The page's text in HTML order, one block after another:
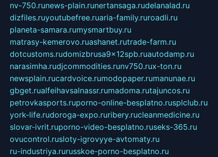
nv-750.runews-plain.runertansaga.rudelanalad.ru
dizfiles.ruyoutubefree.ruaria-family.ruroadli.ru
planeta-samara.rumysmartbuy.ru
matrasy-kemerovo.ruashanet.rutrade-farm.ru
dotcustoms.rudomizbrusa9x12spb.ruautodamp.ru
narasimha.rudjcommodities.runv750.rux-ton.ru
newsplain.rucardvoice.rumodopaper.rumanunae.ru
gbget.rualfeihavsalnassr.rumadoma.rutajuncos.ru
petrovkasports.ruporno-online-besplatno.rusplclub.ru
york-life.rudoroga-expo.ruribery.rucleanmedicine.ru
slovar-ivrit.ruporno-video-besplatno.ruseks-365.ru
ovucontrol.rusloty-igrovyye-avtomaty.ru
ru-industriya.rurusskoe-porno-besplatno.ru